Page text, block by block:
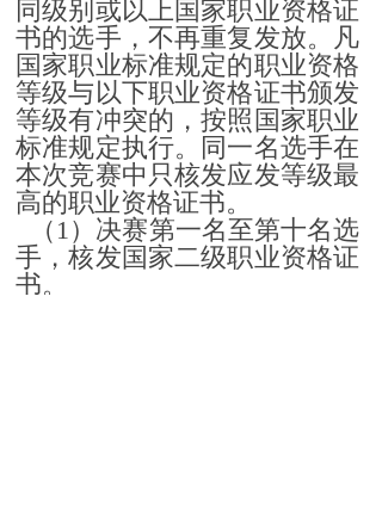
同级别或以上国家职业资格证
书的选手，不再重复发放。凡
国家职业标准规定的职业资格
等级与以下职业资格证书颁发
等级有冲突的，按照国家职业
标准规定执行。同一名选手在
本次竞赛中只核发应发等级最
高的职业资格证书。
（1）决赛第一名至第十名选
手，核发国家二级职业资格证
书。